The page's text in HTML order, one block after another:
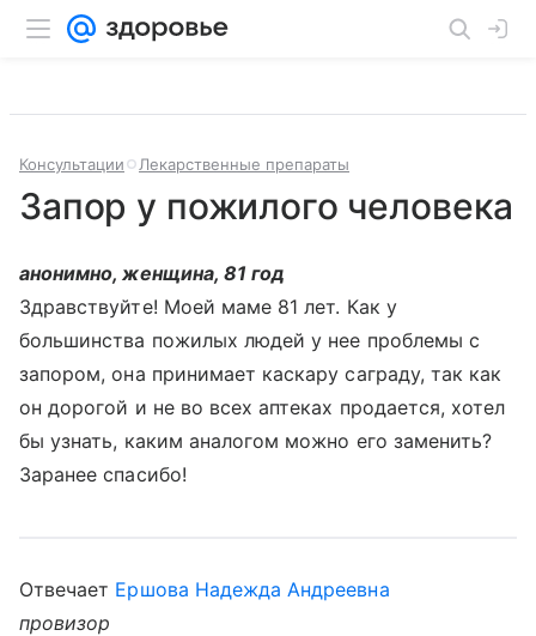
Консультации Лекарственные препараты
Запор у пожилого человека
анонимно, женщина, 81 год
Здравствуйте! Моей маме 81 лет. Как у
большинства пожилых людей у нее проблемы с
запором, она принимает каскару саграду, так как
он дорогой и не во всех аптеках продается, хотел
бы узнать, каким аналогом можно его заменить?
Заранее спасибо!
Отвечает Ершова Надежда Андреевна
провизор